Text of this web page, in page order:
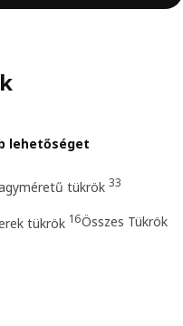
lehetőséget
tükrök 33
tükrök 16Összes Tükrök